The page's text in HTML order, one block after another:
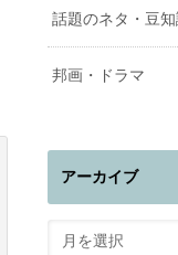
話題のネタ・豆
邦画・ドラマ
アーカイブ